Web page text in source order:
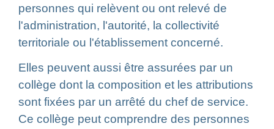
personnes qui relèvent ou ont relevé de
l'administration, l'autorité, la collectivité
territoriale ou l'établissement concerné.
Elles peuvent aussi être assurées par un
collège dont la composition et les attributions
sont fixées par un arrêté du chef de service.
Ce collège peut comprendre des personnes